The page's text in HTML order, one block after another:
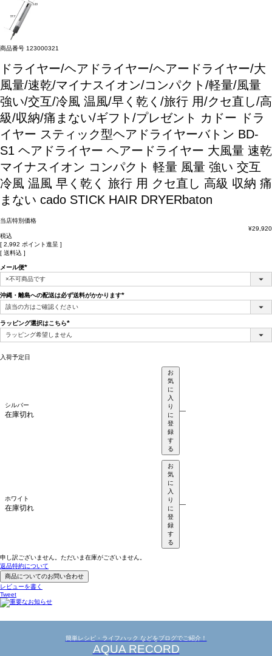
商品番号 123000321
ドライヤー/ヘアドライヤー/ヘアードライヤー/大
風量/速乾/マイナスイオン/コンパクト/軽量/風量
強い/交互/冷風 温風/早く乾く/旅行 用/クセ直し/高
級/収納/痛まない/ギフト/プレゼント カドー ドラ
イヤー スティック型ヘアドライヤーバトン BD-
S1 ヘアドライヤー ヘアードライヤー 大風量 速乾
マイナスイオン コンパクト 軽量 風量 強い 交互
冷風 温風 早く乾く 旅行 用 クセ直し 高級 収納 痛
まない cado STICK HAIR DRYERbaton
当店特別価格
¥29,920
税込
[ 2,992 ポイント進呈 ]
送料込
メール便
(必
須)
沖縄・離島への配送は必ず送料がかかります
ラッピング選択はこちら
(必
入荷予定日
シルバー
在庫切れ
お
気
に
入
り
に
登
録
す
る
—
ホワイト
在庫切れ
お
気
に
入
り
に
登
録
す
る
—
申し訳ございません。ただいま在庫がございません。
返品特約について
商品についてのお問い合わせ
レビューを書く
Tweet
簡単レシピ・ライフハック などをブログでご紹介！
AQUA RECORD